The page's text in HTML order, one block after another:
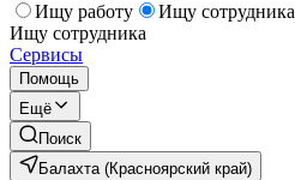
Ищу работу
Ищу сотрудника
Ищу сотрудника
Сервисы
Помощь
Ещё
Поиск
Балахта (Красноярский край)